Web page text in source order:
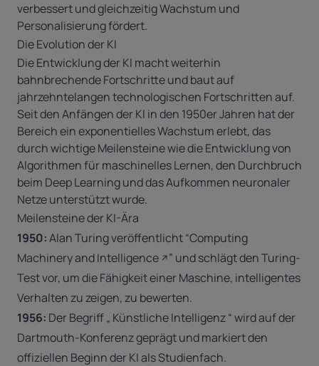
verbessert und gleichzeitig Wachstum und
Personalisierung fördert.
Die Evolution der KI
Die Entwicklung der KI macht weiterhin
bahnbrechende Fortschritte und baut auf
jahrzehntelangen technologischen Fortschritten auf.
Seit den Anfängen der KI in den 1950er Jahren hat der
Bereich ein exponentielles Wachstum erlebt, das
durch wichtige Meilensteine wie die Entwicklung von
Algorithmen für maschinelles Lernen, den Durchbruch
beim Deep Learning und das Aufkommen neuronaler
Netze unterstützt wurde.
Meilensteine der KI-Ära
1950:Alan Turing veröffentlicht “Computing
Machinery and Intelligence
” und schlägt den Turing-
Test vor, um die Fähigkeit einer Maschine, intelligentes
Verhalten zu zeigen, zu bewerten.
1956: Der Begriff „ Künstliche Intelligenz “ wird auf der
Dartmouth-Konferenz geprägt und markiert den
offiziellen Beginn der KI als Studienfach.